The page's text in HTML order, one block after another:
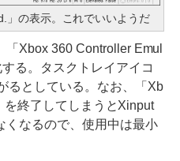
」の表示。これでいいようだ
Xbox 360 Controller Emul
る。タスクトレイアイコ
るとしている。なお、「Xb
終了してしまうとXinput
くなるので、使用中は最小